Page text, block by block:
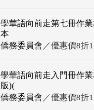
學華語向前走第七冊作
本
僑務委員會 ／優惠價8折
學華語向前走入門冊作
版)(
僑務委員會 ／優惠價8折